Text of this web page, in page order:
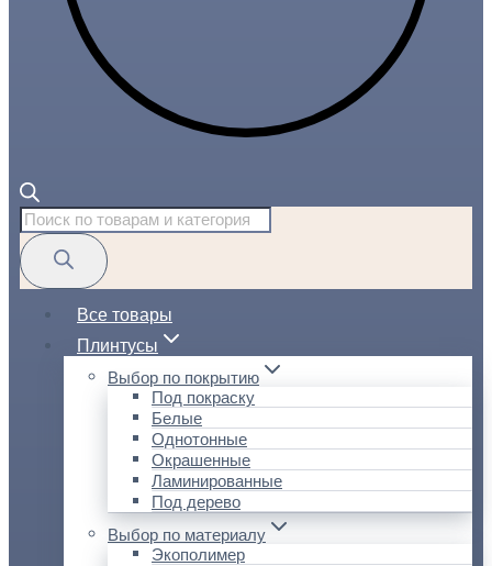
Поиск
товаров
Все товары
Плинтусы
Выбор по покрытию
Под покраску
Белые
Однотонные
Окрашенные
Ламинированные
Под дерево
Выбор по материалу
Экополимер